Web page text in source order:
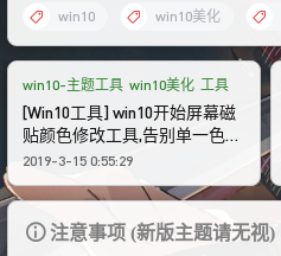
win10 win10美化
win10-主题工具 win10美化 工具
[Win10工具] win10开始屏幕磁
贴颜色修改工具,告别单一色调
回归win8多彩
2019-3-15 0:55:29
注意事项 (新版主题请无视)